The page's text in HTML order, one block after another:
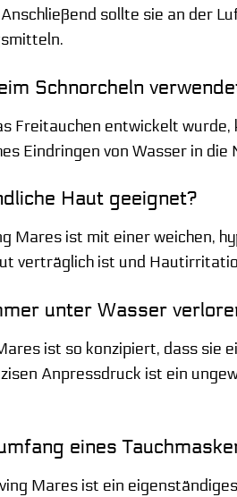
sollte sie an der
Schnorcheln
Freitauchen entwickelt wurde,
Eindringen von Wasser in
Haut geeignet?
Mares ist mit einer weichen,
verträglich ist und
unter Wasser
ist so konzipiert, dass sie
Anpressdruck ist ein
eines
Mares ist ein